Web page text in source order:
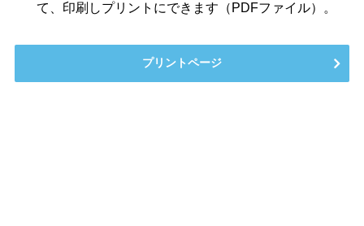
て、印刷しプリントにできます（PDFファイル）。
プリントページ